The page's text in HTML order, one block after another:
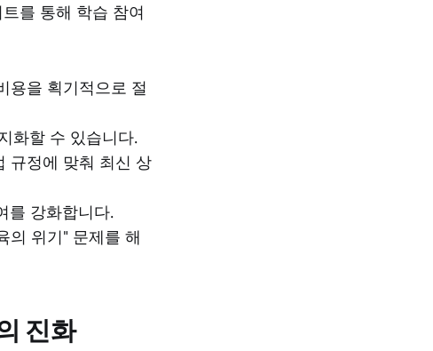
를 통해 학습 참여
용을 획기적으로 절
화할 수 있습니다.
규정에 맞춰 최신 상
를 강화합니다.
의 위기" 문제를 해
진화